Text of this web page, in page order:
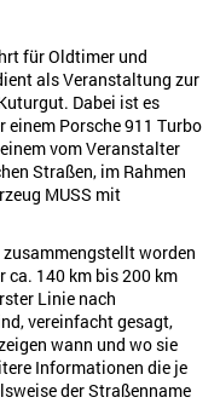
für Oldtimer und
als Veranstaltung zur
Dabei ist es
Porsche 911 Turbo
vom Veranstalter
Straßen, im Rahmen
MUSS mit
worden
ca. 140 km bis 200 km
Linie nach
vereinfacht gesagt,
wann und wo sie
Informationen die je
der Straßenname